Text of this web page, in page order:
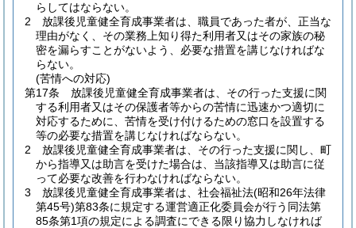
らしてはならない。
2
放課後児童健全育成事業者は、職員であった者が、正当な
理由がなく、その業務上知り得た利用者又はその家族の秘
密を漏らすことがないよう、必要な措置を講じなければな
らない。
(苦情への対応)
第17条
放課後児童健全育成事業者は、その行った支援に関
する利用者又はその保護者等からの苦情に迅速かつ適切に
対応するために、苦情を受け付けるための窓口を設置する
等の必要な措置を講じなければならない。
2
放課後児童健全育成事業者は、その行った支援に関し、町
から指導又は助言を受けた場合は、当該指導又は助言に従
って必要な改善を行わなければならない。
3
放課後児童健全育成事業者は、社会福祉法(昭和26年法律
第45号)第83条に規定する運営適正化委員会が行う同法第
85条第1項の規定による調査にできる限り協力しなければ